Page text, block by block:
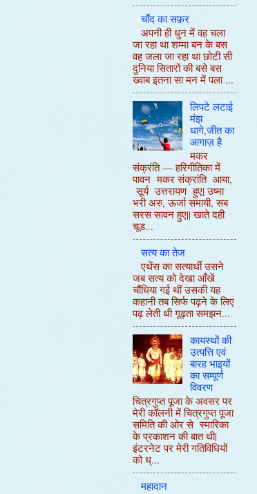
चाँद का सफ़र
अपनी ही धुन में वह चला
जा रहा था शम्मा बन के बस
वह जला जा रहा था छोटी सी
दुनिया सितारों की बसे बस
ख्वाब इतना सा मन में पला ...
लिपटे लटाई
मंझ
धागे,जीत का
आगाज़ है
मकर
संक्रंति — हरिगीतिका में
पावन मकर संक्रांति आया,
सूर्य उत्तरायण हुए| उष्मा
भरी अरु, ऊर्जा समायी, सब
सरस सावन हुए|| खाते दही
चूड...
सत्य का तेज
एथेंस का सत्यार्थी उसने
जब सत्य को देखा आँखें
चौंधिया गई थीं उसकी यह
कहानी तब सिर्फ पढ़ने के लिए
पढ़ लेती थी गूढ़ता समझन...
कायस्थों की
उत्पत्ति एवं
बारह भाइयों
का सम्पूर्ण
विवरण
चित्रगुप्त पूजा के अवसर पर
मेरी कॉलनी में चित्रगुप्त पूजा
समिति की ओर से स्मारिका
के प्रकाशन की बात थी|
इंटरनेट पर मेरी गतिविधियों
को ध्...
महादान